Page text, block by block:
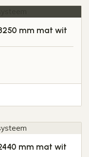
mm mat wit
mm mat wit